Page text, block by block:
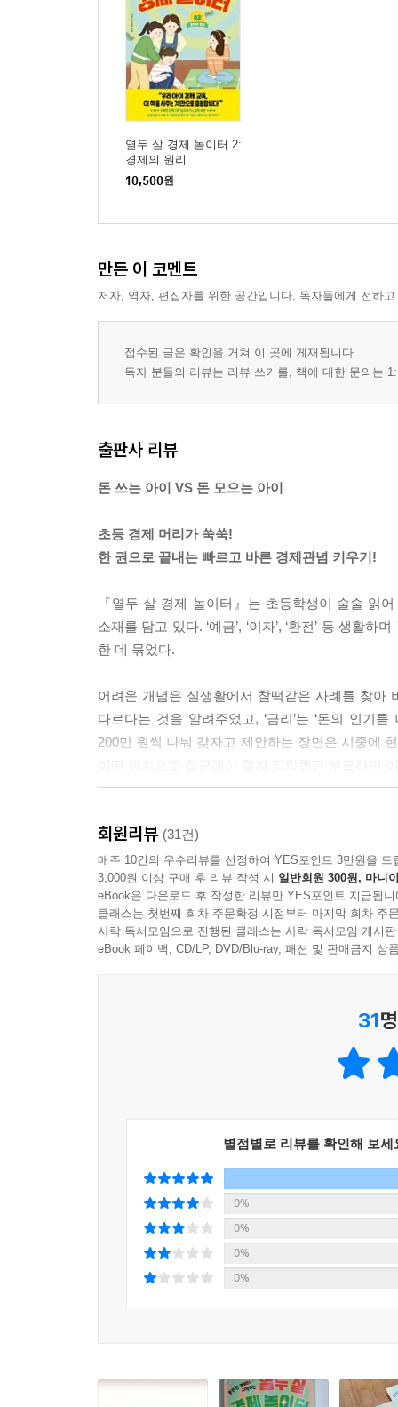
열두 살 경제 놀이터 2:
경제의 원리
10,500원
만든 이 코멘트
저자, 역자, 편집자를 위한 공간입니다. 독자들에게 전하
접수된 글은 확인을 거쳐 이 곳에 게재됩니다.
독자 분들의 리뷰는 리뷰 쓰기를, 책에 대한 문의는
출판사 리뷰
돈 쓰는 아이 VS 돈 모으는 아이
초등 경제 머리가 쑥쑥!
한 권으로 끝내는 빠르고 바른 경제관념 키우기!
『열두 살 경제 놀이터』는 초등학생이 술술 읽
소재를 담고 있다. ‘예금’, ‘이자’, ‘환전’ 등 생활하
한 데 묶었다.
어려운 개념은 실생활에서 찰떡같은 사례를 찾아
다르다는 것을 알려주었고, ‘금리’는 ‘돈의 인기
200만 원씩 나눠 갖자고 제안하는 장면은 시중에
눈과 귀가 뚫리는 진짜 경제 입문서
“엄마, 주식이 뭐야?”라는 질문을 받는다면 당황
책을 참고하길 바란다. ‘국내총생산’, 애덤 스미스
것이다.
회원리뷰 (31건)
매주 10건의 우수리뷰를 선정하여 YES포인트 3만원을 드
3,000원 이상 구매 후 리뷰 작성 시 일반회원 300원, 마니
eBook은 다운로드 후 작성한 리뷰만 YES포인트 지급됩니
클래스는 첫번째 회차 주문확정 시점부터 마지막 회차 주
사락 독서모임으로 진행된 클래스는 사락 독서모임 게시
eBook 페이백, CD/LP, DVD/Blu-ray, 패션 및 판매금지 상
31
별점별로 리뷰를 확인해 보세
0%
0%
0%
0%